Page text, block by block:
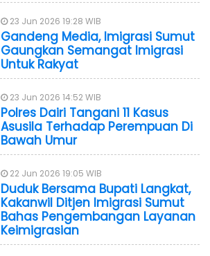
23 Jun 2026 19:28 WIB
Gandeng Media, Imigrasi Sumut
Gaungkan Semangat Imigrasi
Untuk Rakyat
23 Jun 2026 14:52 WIB
Polres Dairi Tangani 11 Kasus
Asusila Terhadap Perempuan Di
Bawah Umur
22 Jun 2026 19:05 WIB
Duduk Bersama Bupati Langkat,
Kakanwil Ditjen Imigrasi Sumut
Bahas Pengembangan Layanan
Keimigrasian